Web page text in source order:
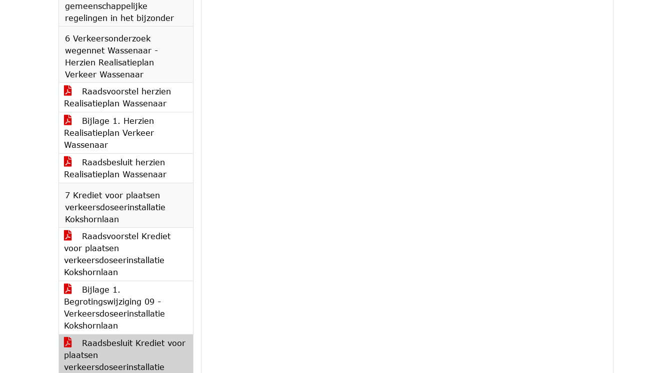
gemeenschappelijke
regelingen in het bijzonder
6 Verkeersonderzoek
wegennet Wassenaar -
Herzien Realisatieplan
Verkeer Wassenaar
Raadsvoorstel herzien
Realisatieplan Wassenaar
Bijlage 1. Herzien
Realisatieplan Verkeer
Wassenaar
Raadsbesluit herzien
Realisatieplan Wassenaar
7 Krediet voor plaatsen
verkeersdoseerinstallatie
Kokshornlaan
Raadsvoorstel Krediet
voor plaatsen
verkeersdoseerinstallatie
Kokshornlaan
Bijlage 1.
Begrotingswijziging 09 -
Verkeersdoseerinstallatie
Kokshornlaan
Raadsbesluit Krediet voor
plaatsen
verkeersdoseerinstallatie